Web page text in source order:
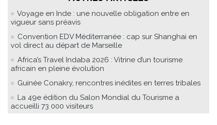
Voyage en Inde : une nouvelle obligation entre en
vigueur sans préavis
Convention EDV Méditerranée : cap sur Shanghai en
vol direct au départ de Marseille
Africa’s Travel Indaba 2026 : Vitrine d’un tourisme
africain en pleine évolution
Guinée Conakry, rencontres inédites en terres tribales
La 49e édition du Salon Mondial du Tourisme a
accueilli 73 000 visiteurs